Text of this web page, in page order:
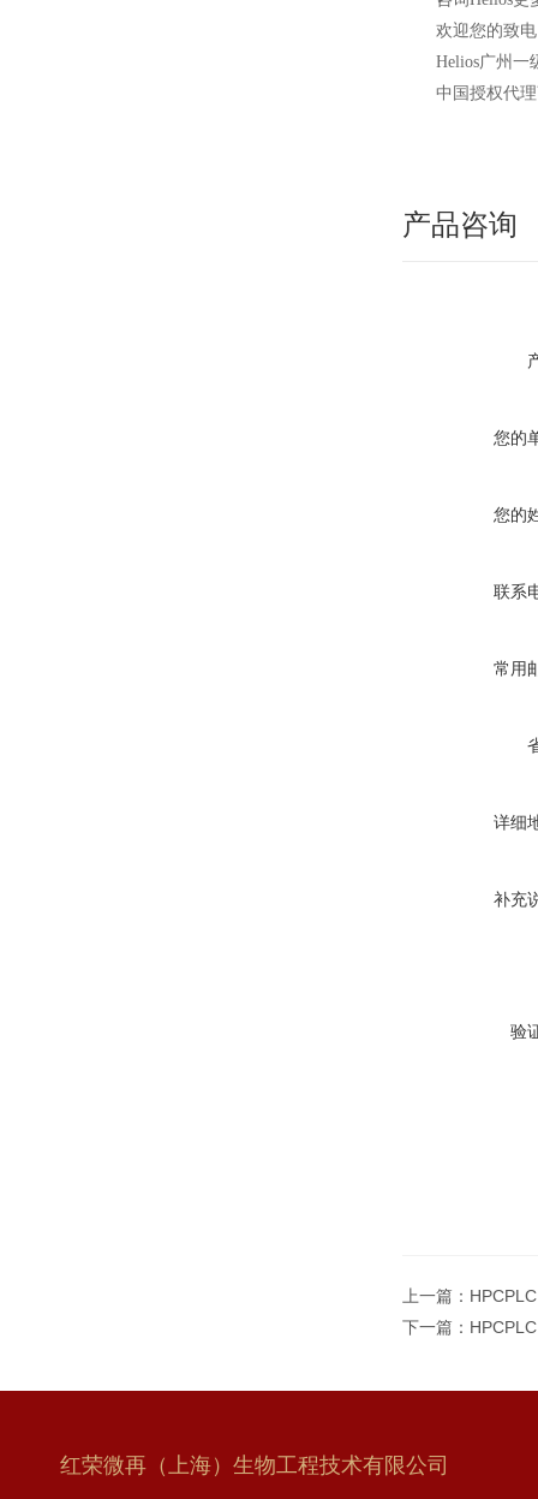
欢迎您的
Helios广州一
中国授权代
产品咨询
您的
您的
联系
常用
详细
补充
验
上一篇：
下一篇：
红荣微再（上海）生物工程技术有限公司